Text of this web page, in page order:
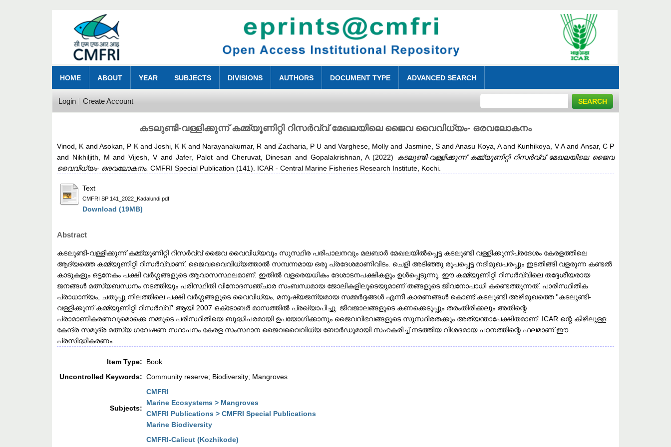
HOME ABOUT YEAR SUBJECTS DIVISIONS AUTHORS DOCUMENT TYPE ADVANCED SEARCH
Login Create Account
കടലുണ്ടി-വള്ളിക്കുന്ന് കമ്മ്യൂണിറ്റി റിസർവ്വ് മേഖലയിലെ ജൈവ വൈവിധ്യം- ഒരവലോകനം
Vinod, K andAsokan, P KandJoshi, K Kand Narayanakumar, R and Zacharia, P U and Varghese, Molly and Jasmine, SandAnasu Koya, Aand Kunhikoya, V Aand Ansar, C P
and Nikhiljith, M andVijesh, VandJafer, Palot and Cheruvat, Dinesan and Gopalakrishnan, A(2022) കടലുണ്ടി-വള്ളിക്കുന്ന് കമ്മ്യൂണിറ്റി റിസർവ്വ് മേഖലയിലെ ജൈവ
വൈവിധ്യം- ഒരവലോകനം. CMFRI Special Publication (141). ICAR - Central Marine Fisheries Research Institute, Kochi.
Text
CMFRI SP 141_2022_Kadalundi.pdf
Download (19MB)
Abstract
കടലുണ്ടി-വള്ളിക്കുന്ന് കമ്മ്യൂണിറ്റി റിസർവ്വ് ജൈവ വൈവിധ്യവും സുസ്ഥിര പരിപാലനവും മലബാർ മേഖലയിൽപ്പെട്ട കടലുണ്ടി വള്ളിക്കുന്ന്പ്രദേശം കേരളത്തിലെ
ആദ്യത്തെ കമ്മ്യൂണിറ്റി റിസർവ്വാണ്. ജൈവവൈവിധ്യത്താൽ സമ്പന്നമായ ഒരു പ്രദേശമാണിവിടം. ചെളി അടിഞ്ഞു രൂപപ്പെട്ട നദീമുഖപരപ്പും ഇടതിങ്ങി വളരുന്ന കണ്ടൽ
കാടുകളും ഒട്ടനേകം പക്ഷി വർഗ്ഗങ്ങളുടെ ആവാസസ്ഥലമാണ്. ഇതിൽ വളരെയധികം ദേശാടനപക്ഷികളും ഉൾപ്പെടുന്നു. ഈ കമ്മ്യൂണിറ്റി റിസർവ്വിലെ തദ്ദേശീയരായ
ജനങ്ങൾ മത്സ്യബന്ധനം നടത്തിയും പരിസ്ഥിതി വിനോദസഞ്ചാര സംബന്ധമായ ജോലികളിലൂടെയുമാണ് തങ്ങളുടെ ജീവനോപാധി കണ്ടെത്തുന്നത്. പാരിസ്ഥിതിക
പ്രാധാന്യം, ചതുപ്പു നിലത്തിലെ പക്ഷി വർഗ്ഗങ്ങളുടെ വൈവിധ്യം, മനുഷ്യജന്യമായ സമ്മർദ്ദങ്ങൾ എന്നീ കാരണങ്ങൾ കൊണ്ട്‌ കടലുണ്ടി അഴിമുഖത്തെ ''കടലുണ്ടി-
വള്ളിക്കുന്ന് കമ്മ്യൂണിറ്റി റിസർവ്വ്'' ആയി 2007 ഒക്‌ടോബർ മാസത്തിൽ പ്രഖ്യാപിച്ചു. ജീവജാലങ്ങളുടെ കണക്കെടുപ്പും തരംതിരിക്കലും അതിന്റെ
പ്രാമാണീകരണവുമൊക്കെ നമ്മുടെ പരിസ്ഥിതിയെ ബുദ്ധിപരമായി ഉപയോഗിക്കാനും ജൈവവിഭവങ്ങളുടെ സുസ്ഥിരതക്കും അത്യന്താപേക്ഷിതമാണ്. ICAR ന്റെ കീഴിലുള്ള
കേന്ദ്ര സമുദ്ര മത്സ്യ ഗവേഷണ സ്ഥാപനം കേരള സംസ്ഥാന ജൈവവൈവിധ്യ ബോർഡുമായി സഹകരിച്ച് നടത്തിയ വിശദമായ പഠനത്തിന്റെ ഫലമാണ്‌ ഈ
പ്രസിദ്ധീകരണം.
Item Type:
Book
Uncontrolled Keywords: Community reserve; Biodiversity; Mangroves
Subjects:
CMFRI
Marine Ecosystems > Mangroves
CMFRI Publications > CMFRI Special Publications
Marine Biodiversity
CMFRI-Calicut (Kozhikode)